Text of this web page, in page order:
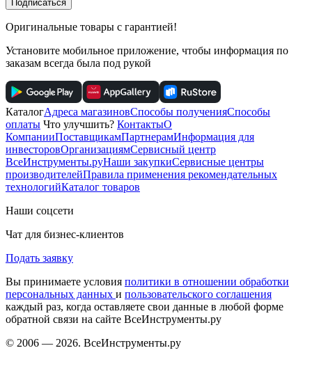
Подписаться
Оригинальные товары с гарантией!
Установите мобильное приложение, чтобы информация по
заказам всегда была под рукой
КаталогАдреса магазиновСпособы полученияСпособы
оплаты Что улучшить? КонтактыО
КомпанииПоставщикамПартнерамИнформация для
инвесторовОрганизациямСервисный центр
ВсеИнструменты.руНаши закупкиСервисные центры
производителейПравила применения рекомендательных
технологийКаталог товаров
Наши соцсети
Чат для бизнес-клиентов
Подать заявку
Вы принимаете условия политики в отношении обработки
персональных данных и пользовательского соглашения
каждый раз, когда оставляете свои данные в любой форме
обратной связи на сайте ВсеИнструменты.ру
© 2006 — 2026. ВсеИнструменты.ру